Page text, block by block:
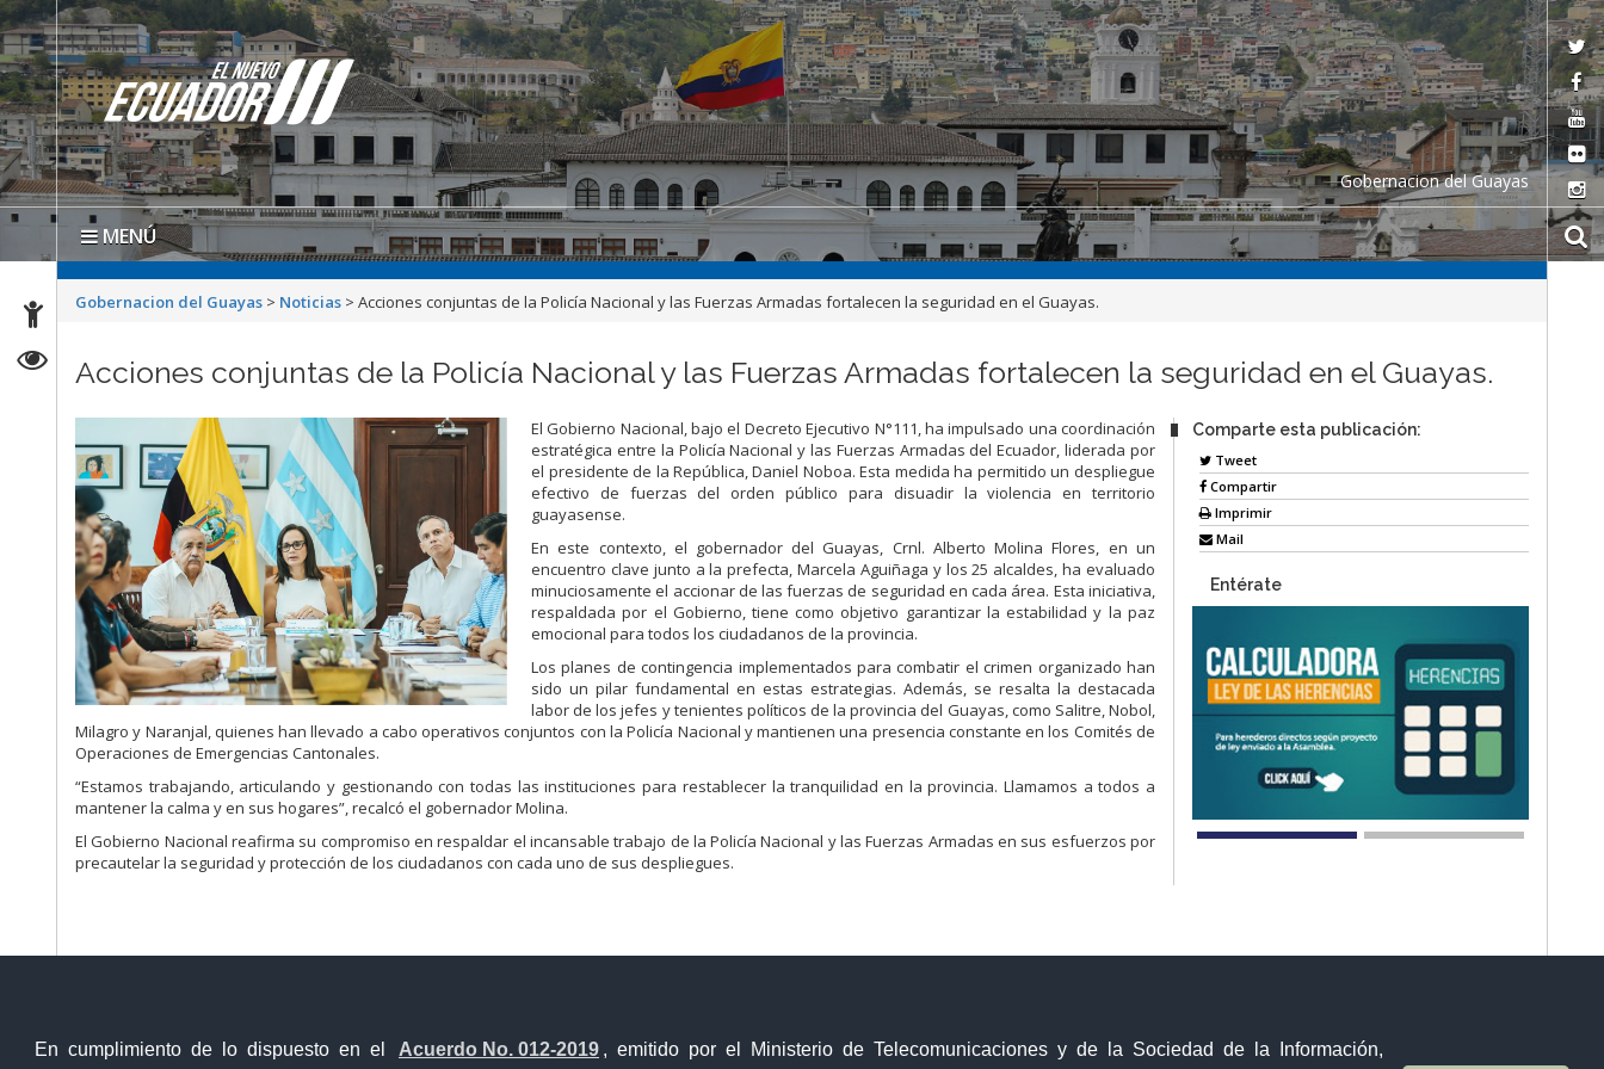
En cumplimiento de lo dispuesto en el Acuerdo No. 012-2019 , emitido por el Ministerio de Telecomunicaciones y de la Sociedad de la Información,
Gobernacion del Guayas
MENÚ
Gobernacion del Guayas > Noticias >Acciones conjuntas de la Policía Nacional y las Fuerzas Armadas fortalecen la seguridad en el Guayas.
Acciones conjuntas de la Policía Nacional y las Fuerzas Armadas fortalecen la seguridad en el Guayas.
El Gobierno Nacional, bajo el Decreto Ejecutivo N°111, ha impulsado una coordinación
estratégica entre la Policía Nacional y las Fuerzas Armadas del Ecuador, liderada por
el presidente de la República, Daniel Noboa. Esta medida ha permitido un despliegue
efectivo de fuerzas del orden público para disuadir la violencia en territorio
guayasense.
En este contexto, el gobernador del Guayas, Crnl. Alberto Molina Flores, en un
encuentro clave junto a la prefecta, Marcela Aguiñaga y los 25 alcaldes, ha evaluado
minuciosamente el accionar de las fuerzas de seguridad en cada área. Esta iniciativa,
respaldada por el Gobierno, tiene como objetivo garantizar la estabilidad y la paz
emocional para todos los ciudadanos de la provincia.
Los planes de contingencia implementados para combatir el crimen organizado han
sido un pilar fundamental en estas estrategias. Además, se resalta la destacada
labor de los jefes y tenientes políticos de la provincia del Guayas, como Salitre, Nobol,
Milagro y Naranjal, quienes han llevado a cabo operativos conjuntos con la Policía Nacional y mantienen una presencia constante en los Comités de
Operaciones de Emergencias Cantonales.
“Estamos trabajando, articulando y gestionando con todas las instituciones para restablecer la tranquilidad en la provincia. Llamamos a todos a
mantener la calma y en sus hogares”, recalcó el gobernador Molina.
El Gobierno Nacional reafirma su compromiso en respaldar el incansable trabajo de la Policía Nacional y las Fuerzas Armadas en sus esfuerzos por
precautelar la seguridad y protección de los ciudadanos con cada uno de sus despliegues.
Comparte esta publicación:
Tweet
Compartir
Imprimir
Mail
Entérate